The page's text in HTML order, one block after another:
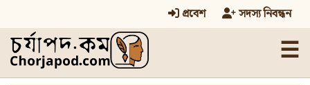
প্রবেশ সদস্য নিবন্ধন
☰